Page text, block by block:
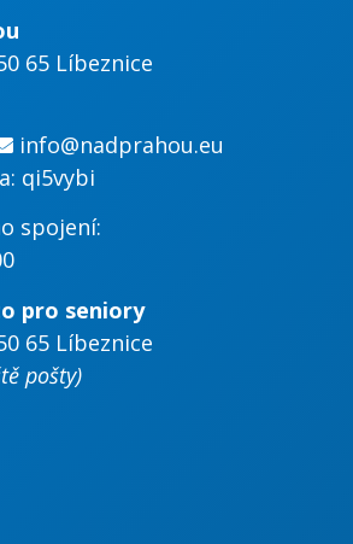
65 Líbeznice
info@nadprahou.eu
qi5vybi
spojení:
pro seniory
65 Líbeznice
pošty)